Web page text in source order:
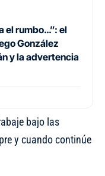
el rumbo…”: el
González
y la advertencia
bajo las
y cuando continúe